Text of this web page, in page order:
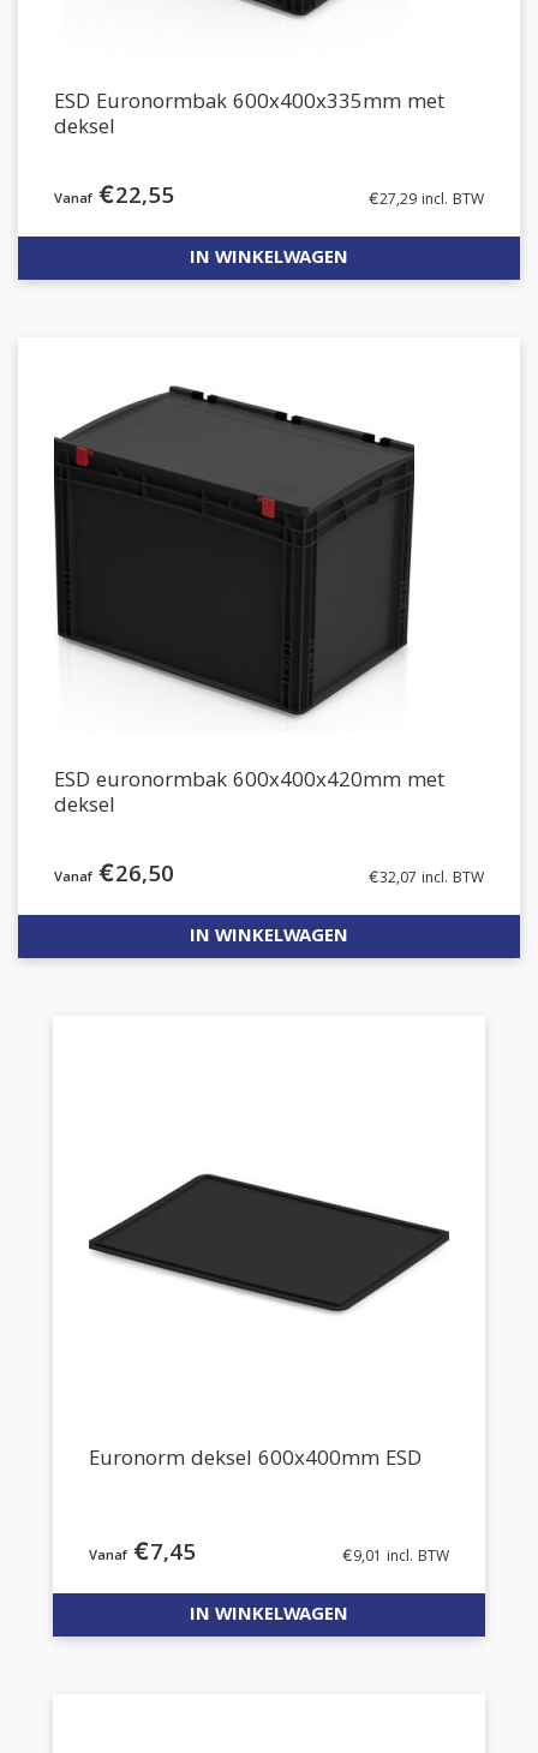
ESD Euronormbak 600x400x335mm met
deksel
€22,55 €27,29 incl. BTW
IN WINKELWAGEN
ESD euronormbak 600x400x420mm met
deksel
€26,50 €32,07 incl. BTW
IN WINKELWAGEN
Euronorm deksel 600x400mm ESD
€7,45 €9,01 incl. BTW
IN WINKELWAGEN